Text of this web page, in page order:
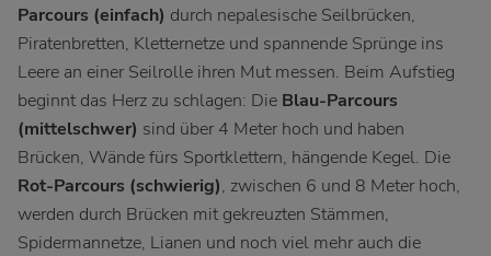
Parcours (einfach) durch nepalesische Seilbrücken,
Piratenbretten, Kletternetze und spannende Sprünge ins
Leere an einer Seilrolle ihren Mut messen. Beim Aufstieg
beginnt das Herz zu schlagen: Die Blau-Parcours
(mittelschwer) sind über 4 Meter hoch und haben
Brücken, Wände fürs Sportklettern, hängende Kegel. Die
Rot-Parcours (schwierig), zwischen 6 und 8 Meter hoch,
werden durch Brücken mit gekreuzten Stämmen,
Spidermannetze, Lianen und noch viel mehr auch die